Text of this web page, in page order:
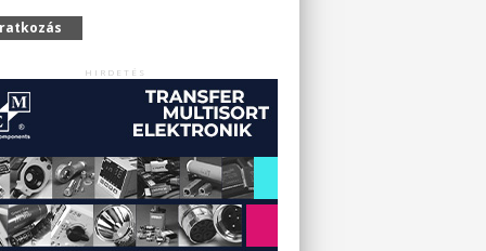
HIRDETÉS